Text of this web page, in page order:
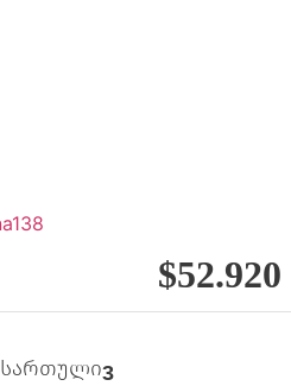
$52.920
სართული3